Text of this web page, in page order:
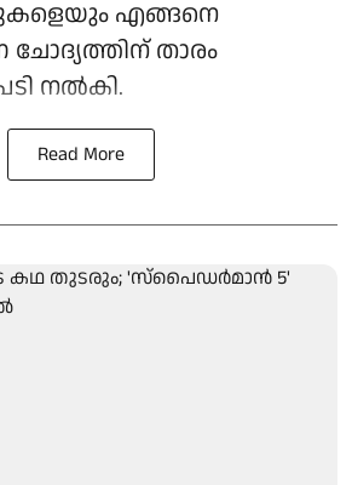
എങ്ങനെ
താരം
നൽകി.
Read More